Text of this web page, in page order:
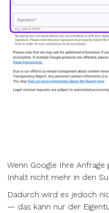
Wenn Google Ihre
Inhalt nicht mehr in den
Dadurch wird es jedoch
— das kann nur der